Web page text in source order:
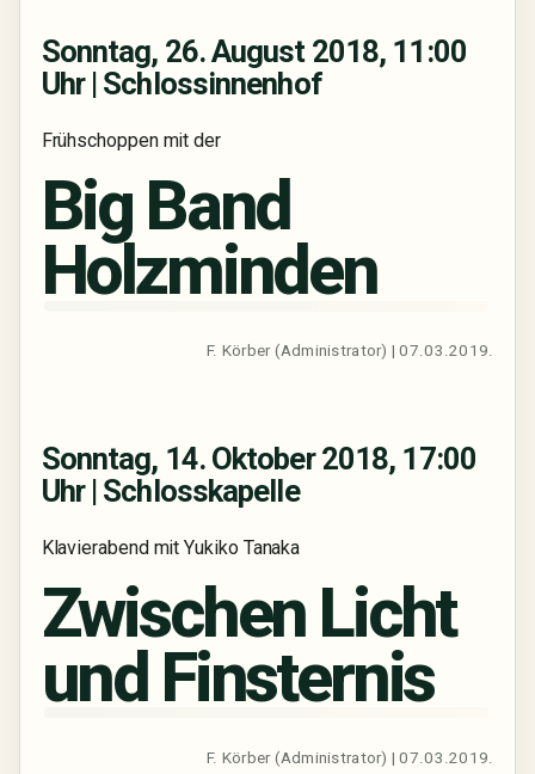
Sonntag, 26. August 2018, 11:00
Uhr | Schlossinnenhof
Frühschoppen mit der
Big Band
Holzminden
F. Körber (Administrator) | 07.03.2019.
Sonntag, 14. Oktober 2018, 17:00
Uhr | Schlosskapelle
Klavierabend mit Yukiko Tanaka
Zwischen Licht
und Finsternis
F. Körber (Administrator) | 07.03.2019.